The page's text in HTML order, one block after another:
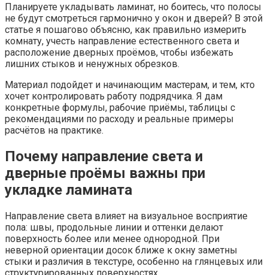
Планируете укладывать ламинат, но боитесь, что полосы
не будут смотреться гармонично у окон и дверей? В этой
статье я пошагово объясню, как правильно измерить
комнату, учесть направление естественного света и
расположение дверных проёмов, чтобы избежать
лишних стыков и ненужных обрезков.
Материал подойдет и начинающим мастерам, и тем, кто
хочет контролировать работу подрядчика. Я дам
конкретные формулы, рабочие приёмы, таблицы с
рекомендациями по расходу и реальные примеры
расчётов на практике.
Почему направление света и
дверные проёмы важны при
укладке ламината
Направление света влияет на визуальное восприятие
пола: швы, продольные линии и оттенки делают
поверхность более или менее однородной. При
неверной ориентации досок ближе к окну заметны
стыки и различия в текстуре, особенно на глянцевых или
структурированных поверхностях.